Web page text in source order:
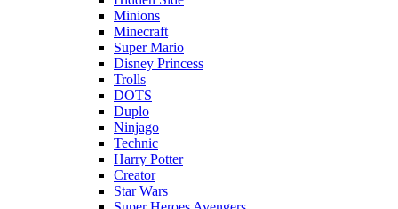
Minions
Minecraft
Super Mario
Disney Princess
Trolls
DOTS
Duplo
Ninjago
Technic
Harry Potter
Creator
Star Wars